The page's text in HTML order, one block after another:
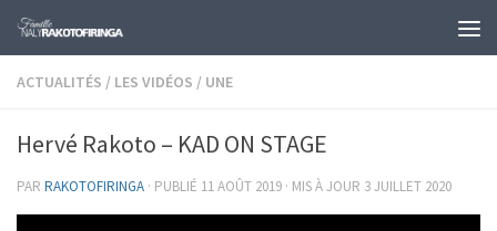
Skip to content
ACTUALITÉS / LES VIDÉOS / UNE
Hervé Rakoto – KAD ON STAGE
PAR RAKOTOFIRINGA · PUBLIÉ 11 AOÛT 2019 · MIS À JOUR 3 JUILLET 2020